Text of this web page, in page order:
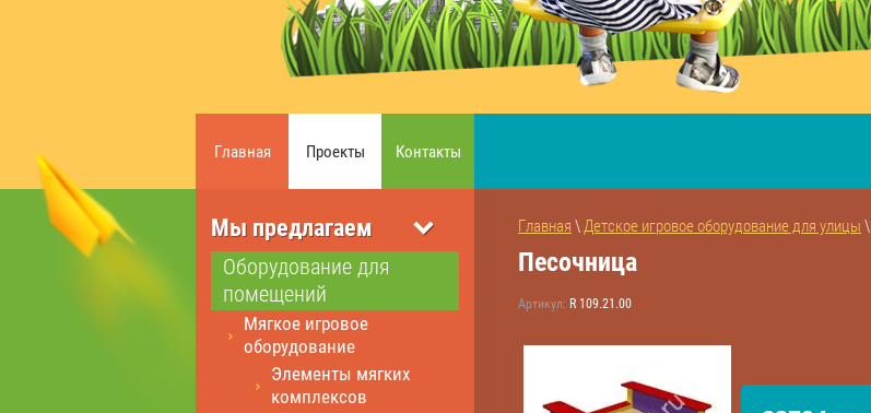
Главная Проекты Контакты
Мы предлагаем
Оборудование для
помещений
Мягкое игровое
оборудование
Элементы мягких
комплексов
Главная \ Детское игровое оборудование для улицы \
Песочница
Артикул: R 109.21.00